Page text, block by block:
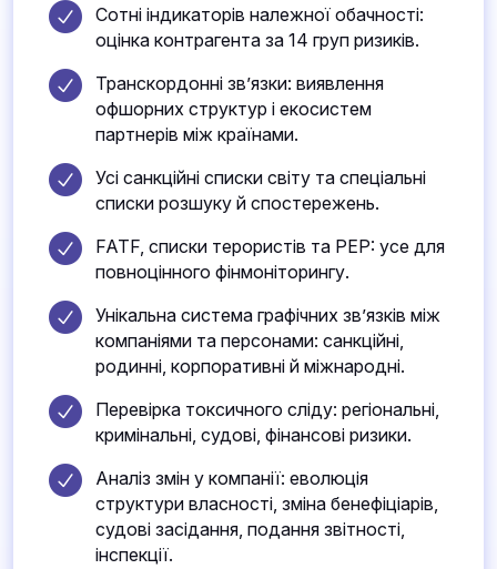
Сотні індикаторів належної обачності:
оцінка контрагента за 14 груп ризиків.
Транскордонні зв’язки: виявлення
офшорних структур і екосистем
партнерів між країнами.
Усі санкційні списки світу та спеціальні
списки розшуку й спостережень.
FATF, списки терористів та PEP: усе для
повноцінного фінмоніторингу.
Унікальна система графічних зв’язків між
компаніями та персонами: санкційні,
родинні, корпоративні й міжнародні.
Перевірка токсичного сліду: регіональні,
кримінальні, судові, фінансові ризики.
Аналіз змін у компанії: еволюція
структури власності, зміна бенефіціарів,
судові засідання, подання звітності,
інспекції.